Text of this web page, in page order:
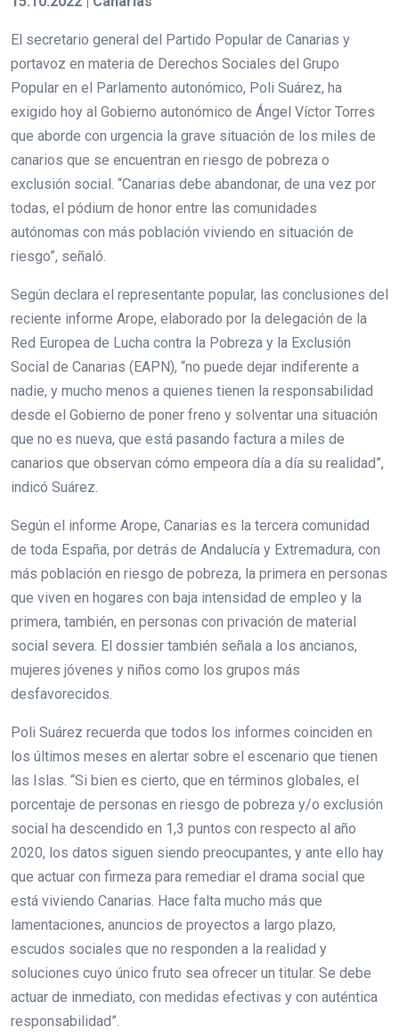
El secretario general del Partido Popular de Canarias y
portavoz en materia de Derechos Sociales del Grupo
Popular en el Parlamento autonómico, Poli Suárez, ha
exigido hoy al Gobierno autonómico de Ángel Víctor Torres
que aborde con urgencia la grave situación de los miles de
canarios que se encuentran en riesgo de pobreza o
exclusión social. “Canarias debe abandonar, de una vez por
todas, el pódium de honor entre las comunidades
autónomas con más población viviendo en situación de
riesgo”, señaló.
Según declara el representante popular, las conclusiones del
reciente informe Arope, elaborado por la delegación de la
Red Europea de Lucha contra la Pobreza y la Exclusión
Social de Canarias (EAPN), “no puede dejar indiferente a
nadie, y mucho menos a quienes tienen la responsabilidad
desde el Gobierno de poner freno y solventar una situación
que no es nueva, que está pasando factura a miles de
canarios que observan cómo empeora día a día su realidad”,
indicó Suárez.
Según el informe Arope, Canarias es la tercera comunidad
de toda España, por detrás de Andalucía y Extremadura, con
más población en riesgo de pobreza, la primera en personas
que viven en hogares con baja intensidad de empleo y la
primera, también, en personas con privación de material
social severa. El dossier también señala a los ancianos,
mujeres jóvenes y niños como los grupos más
desfavorecidos.
Poli Suárez recuerda que todos los informes coinciden en
los últimos meses en alertar sobre el escenario que tienen
las Islas. “Si bien es cierto, que en términos globales, el
porcentaje de personas en riesgo de pobreza y/o exclusión
social ha descendido en 1,3 puntos con respecto al año
2020, los datos siguen siendo preocupantes, y ante ello hay
que actuar con firmeza para remediar el drama social que
está viviendo Canarias. Hace falta mucho más que
lamentaciones, anuncios de proyectos a largo plazo,
escudos sociales que no responden a la realidad y
soluciones cuyo único fruto sea ofrecer un titular. Se debe
actuar de inmediato, con medidas efectivas y con auténtica
responsabilidad”.